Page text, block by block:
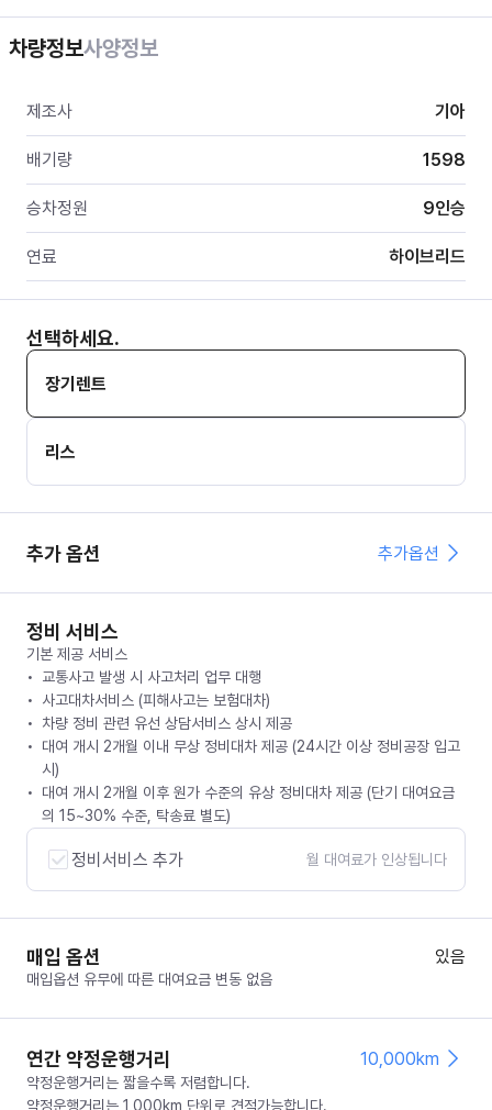
차량정보사양정보
제조사 기아
배기량 1598
승차정원 9인승
연료 하이브리드
선택하세요.
장기렌트
리스
추가 옵션 추가옵션
정비 서비스
기본 제공 서비스
교통사고 발생 시 사고처리 업무 대행
사고대차서비스 (피해사고는 보험대차)
차량 정비 관련 유선 상담서비스 상시 제공
대여 개시 2개월 이내 무상 정비대차 제공 (24시간 이상 정비공장 입고
시)
대여 개시 2개월 이후 원가 수준의 유상 정비대차 제공 (단기 대여요금
의 15~30% 수준, 탁송료 별도)
정비서비스 추가 월 대여료가 인상됩니다
매입 옵션 있음
매입옵션 유무에 따른 대여요금 변동 없음
연간 약정운행거리 10,000km
약정운행거리는 짧을수록 저렴합니다.
약정운행거리는 1,000km 단위로 견적가능합니다.